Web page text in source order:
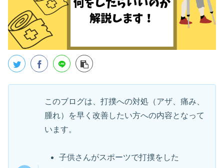
このブログは、打撲への対処（アザ、痛み、
腫れ）を早く改善したい方への内容となって
います。
子供さんがスポーツで打撲をした